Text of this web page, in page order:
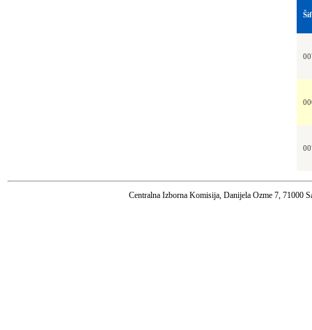
Centralna Izborna Komisija, Danijela Ozme 7, 71000